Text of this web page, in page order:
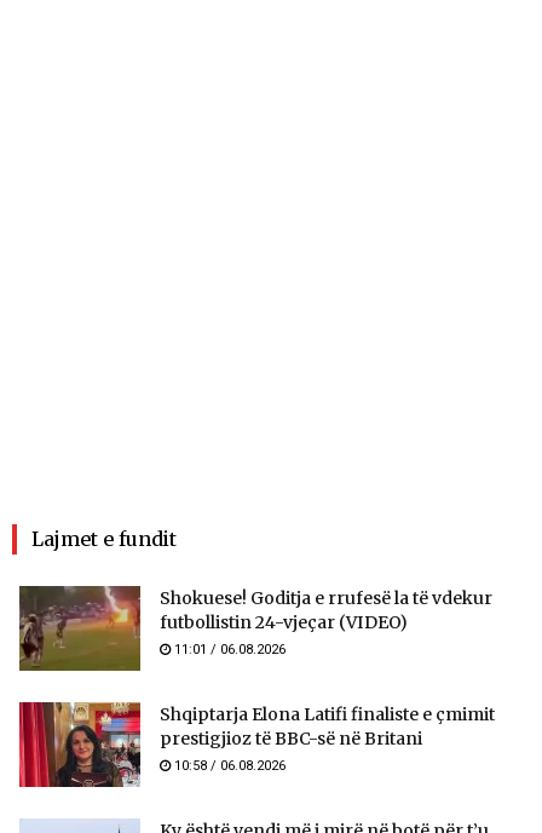
Lajmet e fundit
Shokuese! Goditja e rrufesë la të vdekur
futbollistin 24-vjeçar (VIDEO)
11:01 / 06.08.2026
Shqiptarja Elona Latifi finaliste e çmimit
prestigjioz të BBC-së në Britani
10:58 / 06.08.2026